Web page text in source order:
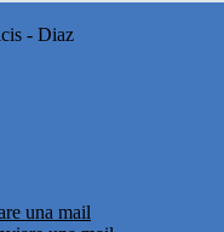
- Diaz
una mail